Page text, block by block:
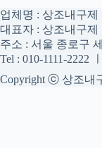
업체명 : 상조내구제
대표자 : 상조내구제
주소 : 서울 종로구
Tel : 010-1111-2222
Copyright ⓒ 상조내